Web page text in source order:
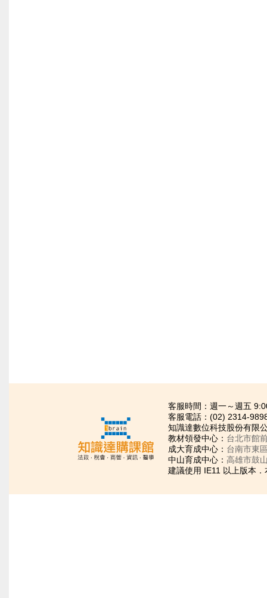
客服時間：週一～週五
客服電話：(02) 2314-
知識達數位科技股份有
教材領發中心： 台北市館
成大育成中心： 台南市東
中山育成中心： 高雄市鼓
建議使用 IE11 以上版本